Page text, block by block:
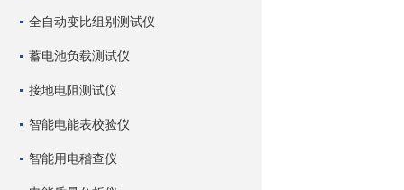
全自动变比组别测试仪
蓄电池负载测试仪
接地电阻测试仪
智能电能表校验仪
智能用电稽查仪